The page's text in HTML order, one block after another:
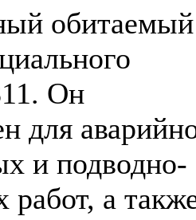
обитаемый
Он
для
и подводно-
работ, а